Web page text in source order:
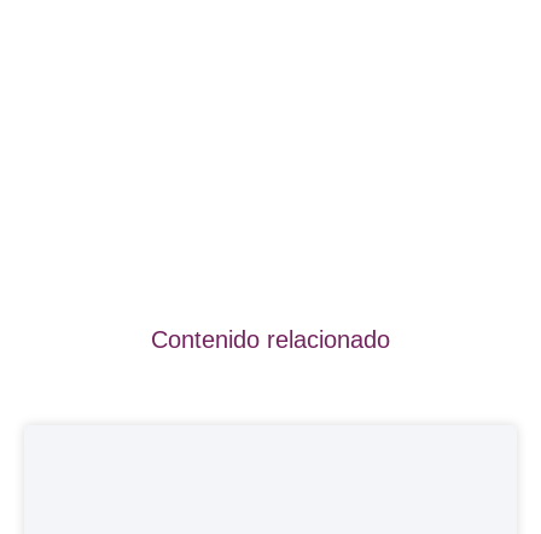
Contenido relacionado